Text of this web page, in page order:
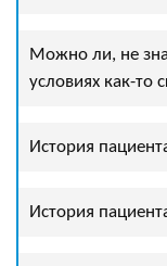
Можно ли, не
условиях как-то
История
История